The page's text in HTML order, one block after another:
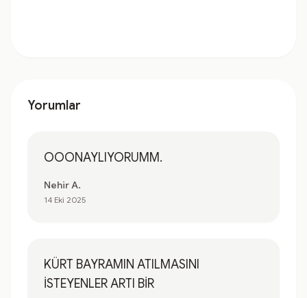
Yorumlar
OOONAYLIYORUMM.
Nehir A.
14 Eki 2025
KÜRT BAYRAMIN ATILMASINI
İSTEYENLER ARTI BİR